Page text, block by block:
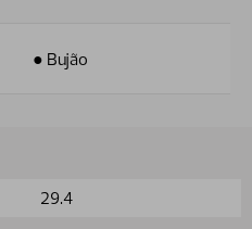
29.4
● Bujão